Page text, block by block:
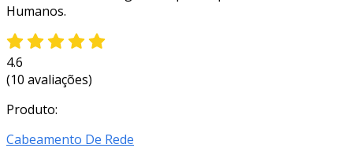
Humanos.
4.6
(10 avaliações)
Produto:
Cabeamento De Rede